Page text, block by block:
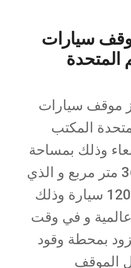
سيارات
المتحدة
موقف سيارات
المكتب
وذلك بمساحة
تقدر ب 3600 متر مربع و الذي
يتسع لعدد 120 سيارة وذلك
و في وقت
بمحطة وقود
الموقف